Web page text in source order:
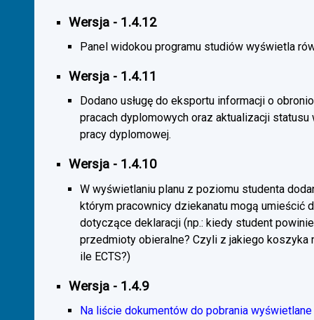
Wersja - 1.4.12
Panel widokou programu studiów wyświetla
Wersja - 1.4.11
Dodano usługę do eksportu informacji o
pracach dyplomowych oraz aktualizacji
pracy dyplomowej.
Wersja - 1.4.10
W wyświetlaniu planu z poziomu studenta
którym pracownicy dziekanatu mogą umieścić
dotyczące deklaracji (np.: kiedy student
przedmioty obieralne? Czyli z jakiego koszyka
ile ECTS?)
Wersja - 1.4.9
Na liście dokumentów do pobrania